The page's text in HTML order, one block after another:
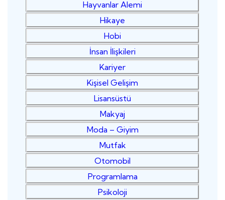
Hayvanlar Alemi
Hikaye
Hobi
İnsan İlişkileri
Kariyer
Kişisel Gelişim
Lisansüstü
Makyaj
Moda – Giyim
Mutfak
Otomobil
Programlama
Psikoloji